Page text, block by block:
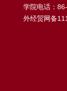
学院电话：
外经贸网备